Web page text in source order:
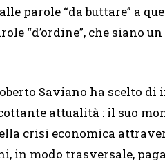
parole “da buttare” a
“d’ordine”, che siano
Saviano ha scelto
attualità : il suo
crisi economica
in modo trasversale,